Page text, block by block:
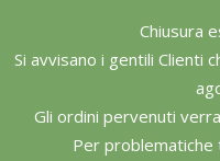
Chiusura
Si avvisano i gentili Clienti
Gli ordini pervenuti
Per
content